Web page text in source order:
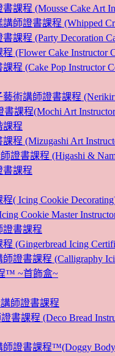
課程 (Mousse Cake Art
師證書課程 (Whipped
課程 (Party Decoration
(Flower Cake Instructor
程 (Cake Pop Instructor
藝術講師證書課程
課程(Mochi Art Instructor
課程
程 (Mizugashi Art
證書課程 (Higashi &
書課程
( Icing Cookie
Cookie Master
證書課程
(Gingerbread Icing
證書課程 (Calligraphy
™ ~首飾盒~
師證書課程
書課程 (Deco Bread
證書課程™(Doggy Body